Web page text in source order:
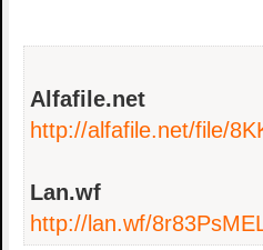
Alfafile.net
http://alfafile.net/file/
Lan.wf
http://lan.wf/